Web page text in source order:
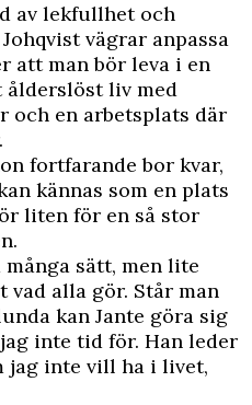
av lekfullhet och
vägrar anpassa
att man bör leva i en
ålderslöst liv med
och en arbetsplats där
fortfarande bor kvar,
kännas som en plats
liten för en så stor
många sätt, men lite
vad alla gör. Står man
kan Jante göra sig
inte tid för. Han leder
jag inte vill ha i livet,